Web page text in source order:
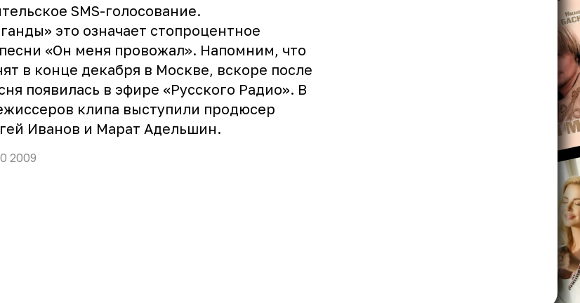
SMS-голосование.
это означает стопроцентное
«Он меня провожал». Напомним, что
в конце декабря в Москве, вскоре после
появилась в эфире «Русского Радио». В
клипа выступили продюсер
Иванов и Марат Адельшин.
2009